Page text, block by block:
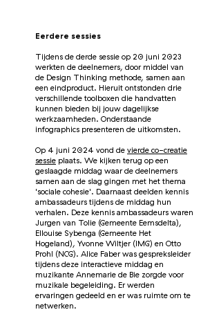
Eerdere sessies
Tijdens de derde sessie op 20 juni 2023
werkten de deelnemers, door middel van
de Design Thinking methode, samen aan
een eindproduct. Hieruit ontstonden drie
verschillende toolboxen die handvatten
kunnen bieden bij jouw dagelijkse
werkzaamheden. Onderstaande
infographics presenteren de uitkomsten.
Op 4 juni 2024 vond de vierde co-creatie
sessie plaats. We kijken terug op een
geslaagde middag waar de deelnemers
samen aan de slag gingen met het thema
'sociale cohesie'. Daarnaast deelden kennis
ambassadeurs tijdens de middag hun
verhalen. Deze kennis ambassadeurs waren
Jurgen van Tolie (Gemeente Eemsdelta),
Ellouise Sybenga (Gemeente Het
Hogeland), Yvonne Wiltjer (IMG) en Otto
Prohl (NCG). Alice Faber was gespreksleider
tijdens deze interactieve middag en
muzikante Annemarie de Bie zorgde voor
muzikale begeleiding. Er werden
ervaringen gedeeld en er was ruimte om te
netwerken.